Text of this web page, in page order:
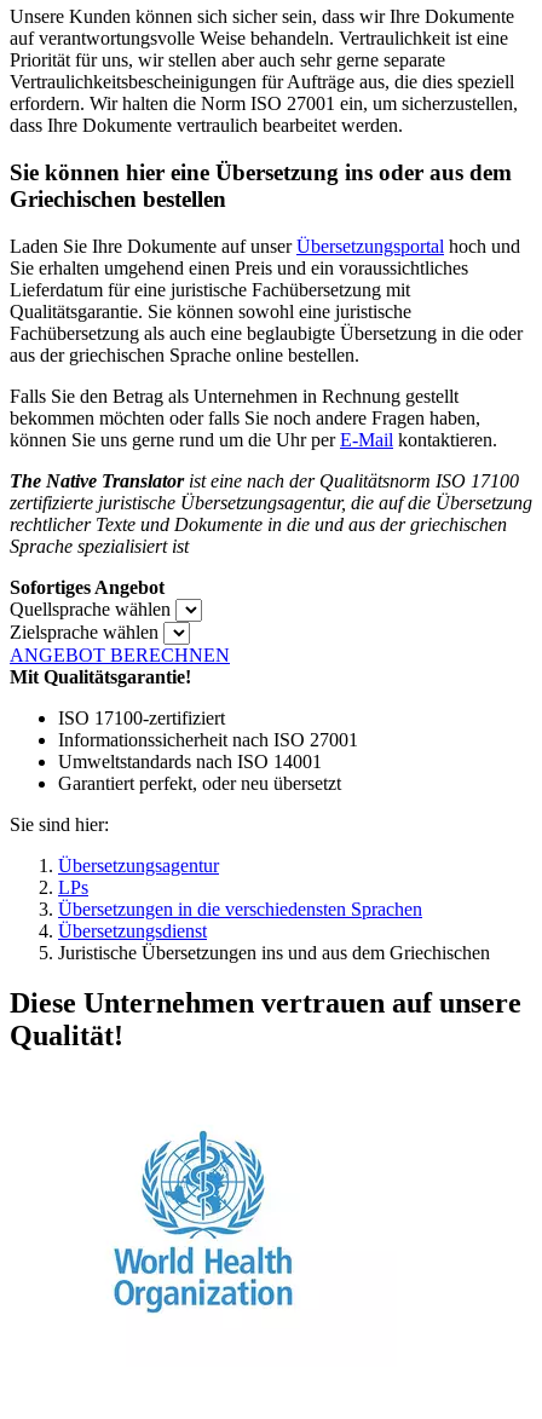
Unsere Kunden können sich sicher sein, dass wir Ihre Dokumente
auf verantwortungsvolle Weise behandeln. Vertraulichkeit ist eine
Priorität für uns, wir stellen aber auch sehr gerne separate
Vertraulichkeitsbescheinigungen für Aufträge aus, die dies speziell
erfordern. Wir halten die Norm ISO 27001 ein, um sicherzustellen,
dass Ihre Dokumente vertraulich bearbeitet werden.
Sie können hier eine Übersetzung ins oder aus dem
Griechischen bestellen
Laden Sie Ihre Dokumente auf unserÜbersetzungsportal hoch und
Sie erhalten umgehend einen Preis und ein voraussichtliches
Lieferdatum für eine juristische Fachübersetzung mit
Qualitätsgarantie. Sie können sowohl eine juristische
Fachübersetzung als auch eine beglaubigte Übersetzung in die oder
aus der griechischen Sprache online bestellen.
Falls Sie den Betrag als Unternehmen in Rechnung gestellt
bekommen möchten oder falls Sie noch andere Fragen haben,
können Sie uns gerne rund um die Uhr perE-Mail kontaktieren.
The Native Translatorist eine nach der Qualitätsnorm ISO 17100
zertifizierte juristische Übersetzungsagentur, die auf die Übersetzung
rechtlicher Texte und Dokumente in die und aus der griechischen
Sprache spezialisiert ist
Sofortiges Angebot
Quellsprache wählen
Zielsprache wählen
ANGEBOT BERECHNEN
Mit Qualitätsgarantie!
ISO 17100-zertifiziert
Informationssicherheit nach ISO 27001
Umweltstandards nach ISO 14001
Garantiert perfekt, oder neu übersetzt
Sie sind hier:
Übersetzungsagentur
LPs
Übersetzungen in die verschiedensten Sprachen
Übersetzungsdienst
Juristische Übersetzungen ins und aus dem Griechischen
Diese Unternehmen vertrauen auf unsere
Qualität!